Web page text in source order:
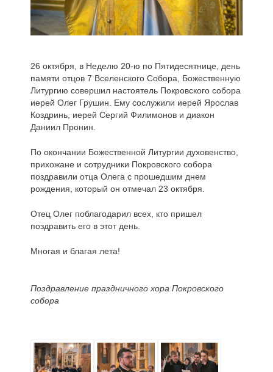
26 октября, в Неделю 20-ю по Пятидесятнице, день
памяти отцов 7 Вселенского Собора, Божественную
Литургию совершил настоятель Покровского собора
иерей Олег Грушин. Ему сослужили иерей Ярослав
Коздринь, иерей Сергий Филимонов и диакон
Даниил Пронин.
По окончании Божественной Литургии духовенство,
прихожане и сотрудники Покровского собора
поздравили отца Олега с прошедшим днем
рождения, который он отмечал 23 октября.
Отец Олег поблагодарил всех, кто пришел
поздравить его в этот день.
Многая и благая лета!
Поздравление праздничного хора Покровского
собора